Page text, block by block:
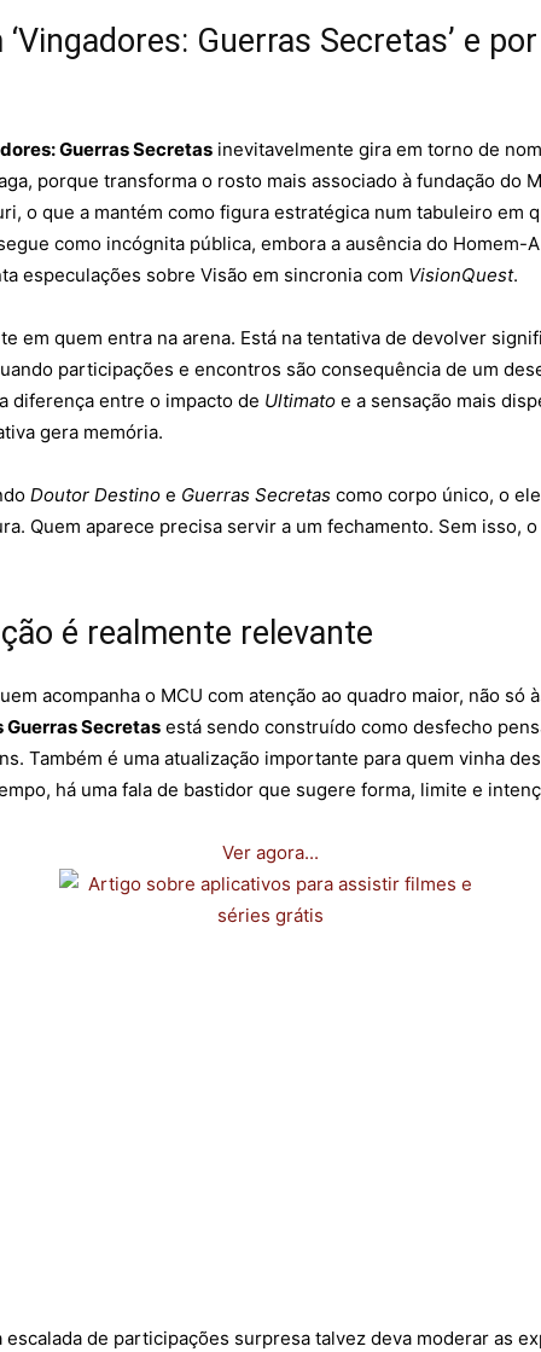
Guerras Secretas’ e
Guerras Secretas inevitavelmente gira em torno de
porque transforma o rosto mais associado à fundação do
o que a mantém como figura estratégica num tabuleiro em
como incógnita pública, embora a ausência do Homem-
especulações sobre Visão em sincronia com VisionQuest.
em quem entra na arena. Está na tentativa de devolver
participações e encontros são consequência de um
diferença entre o impacto de Ultimato e a sensação mais
gera memória.
Doutor Destino e Guerras Secretas como corpo único, o
Quem aparece precisa servir a um fechamento. Sem isso,
é realmente relevante
acompanha o MCU com atenção ao quadro maior, não só
Guerras Secretas está sendo construído como desfecho
Também é uma atualização importante para quem vinha
há uma fala de bastidor que sugere forma, limite e
Ver agora...
de participações surpresa talvez deva moderar as